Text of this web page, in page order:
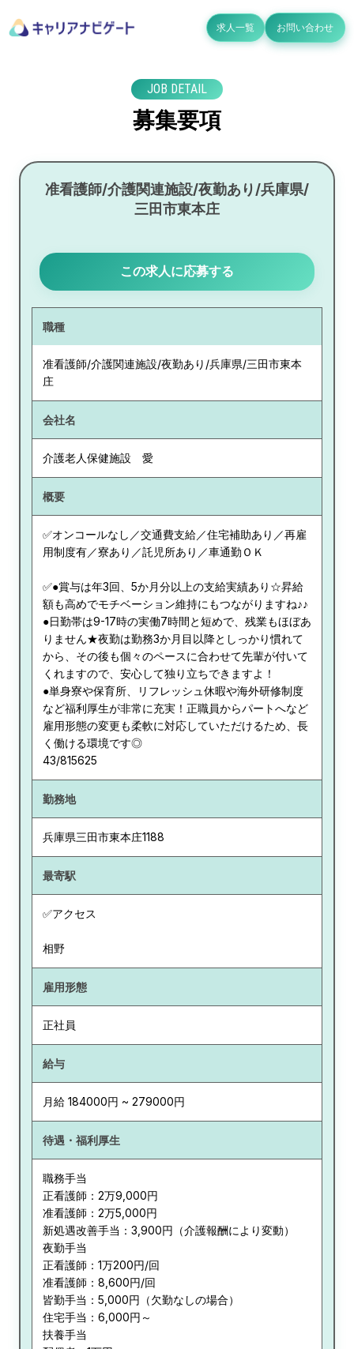
求人一覧 お問い合わせ
JOB DETAIL
募集要項
准看護師/介護関連施設/夜勤あり/兵庫県/
三田市東本庄
この求人に応募する
職種
准看護師/介護関連施設/夜勤あり/兵庫県/三田市東本
庄
会社名
介護老人保健施設 愛
概要
✅オンコールなし／交通費支給／住宅補助あり／再雇
用制度有／寮あり／託児所あり／車通勤ＯＫ
✅●賞与は年3回、5か月分以上の支給実績あり☆昇給
額も高めでモチベーション維持にもつながりますね♪♪
●日勤帯は9-17時の実働7時間と短めで、残業もほぼあ
りません★夜勤は勤務3か月目以降としっかり慣れて
から、その後も個々のペースに合わせて先輩が付いて
くれますので、安心して独り立ちできますよ！
●単身寮や保育所、リフレッシュ休暇や海外研修制度
など福利厚生が非常に充実！正職員からパートへなど
雇用形態の変更も柔軟に対応していただけるため、長
く働ける環境です◎
43/815625
勤務地
兵庫県三田市東本庄1188
最寄駅
✅アクセス
相野
雇用形態
正社員
給与
月給 184000円 ~ 279000円
待遇・福利厚生
職務手当
正看護師：2万9,000円
准看護師：2万5,000円
新処遇改善手当：3,900円（介護報酬により変動）
夜勤手当
正看護師：1万200円/回
准看護師：8,600円/回
皆勤手当：5,000円（欠勤なしの場合）
住宅手当：6,000円～
扶養手当